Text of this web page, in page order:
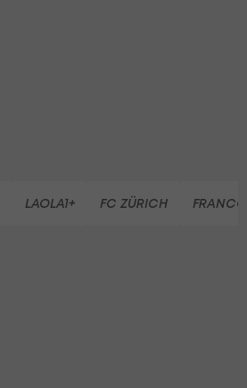
LAOLA1+ FC ZÜRICH